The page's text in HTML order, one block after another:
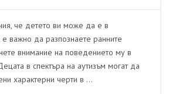
че детето ви може да е в
е важно да разпознаете ранните
внимание на поведението му в
в спектъра на аутизъм могат да
характерни черти в …